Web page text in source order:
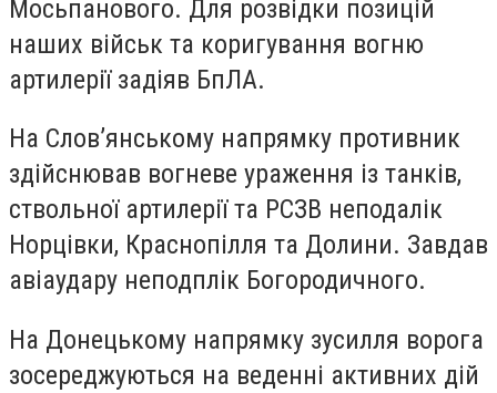
Мосьпанового. Для розвідки позицій
наших військ та коригування вогню
артилерії задіяв БпЛА.
На Слов’янському напрямку противник
здійснював вогневе ураження із танків,
ствольної артилерії та РСЗВ неподалік
Норцівки, Краснопілля та Долини. Завдав
авіаудару неподплік Богородичного.
На Донецькому напрямку зусилля ворога
зосереджуються на веденні активних дій